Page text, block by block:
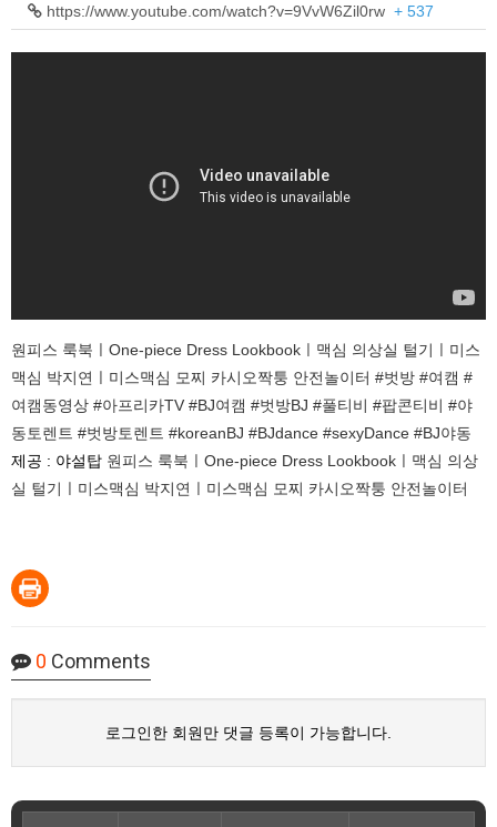
https://www.youtube.com/watch?v=9VvW6Zil0rw + 537
원피스 룩북ㅣOne-piece Dress Lookbookㅣ맥심 의상실 털기ㅣ미스
맥심 박지연ㅣ미스맥심 모찌 카시오짝퉁 안전놀이터 #벗방 #여캠 #
여캠동영상 #아프리카TV #BJ여캠 #벗방BJ #풀티비 #팝콘티비 #야
동토렌트 #벗방토렌트 #koreanBJ #BJdance #sexyDance #BJ야동
제공 : 야설탑 원피스 룩북ㅣOne-piece Dress Lookbookㅣ맥심 의상
실 털기ㅣ미스맥심 박지연ㅣ미스맥심 모찌 카시오짝퉁 안전놀이터
0 Comments
로그인한 회원만 댓글 등록이 가능합니다.